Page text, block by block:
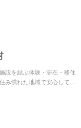
設を結ぶ体験・滞在・移住
み慣れた地域で安心して…